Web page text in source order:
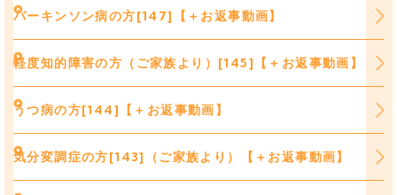
パーキンソン病の方[147]【＋お返事動画】
軽度知的障害の方（ご家族より）[145]【＋お返事動画】
うつ病の方[144]【＋お返事動画】
気分変調症の方[143]（ご家族より）【＋お返事動画】